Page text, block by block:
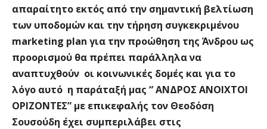
απαραίτητο εκτός από την σημαντική βελτίωση
των υποδομών και την τήρηση συγκεκριμένου
marketing plan για την προώθηση της Άνδρου ως
προορισμού θα πρέπει παράλληλα να
αναπτυχθούν οι κοινωνικές δομές και για το
λόγο αυτό η παράταξή μας “ ΑΝΔΡΟΣ ΑΝΟΙΧΤΟΙ
ΟΡΙΖΟΝΤΕΣ” με επικεφαλής τον Θεοδόση
Σουσούδη έχει συμπεριλάβει στις